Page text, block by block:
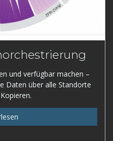
und verfügbar machen –
Daten über alle Standorte